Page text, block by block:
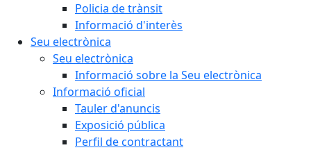
Policia de trànsit
Informació d'interès
Seu electrònica
Seu electrònica
Informació sobre la Seu electrònica
Informació oficial
Tauler d'anuncis
Exposició pública
Perfil de contractant